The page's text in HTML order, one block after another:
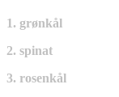
1. grønkål
2. spinat
3. rosenkål